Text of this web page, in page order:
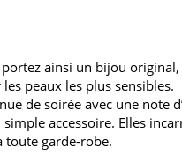
ainsi un bijou
peaux les plus sensibles.
de soirée avec une note
accessoire. Elles
toute garde-robe.